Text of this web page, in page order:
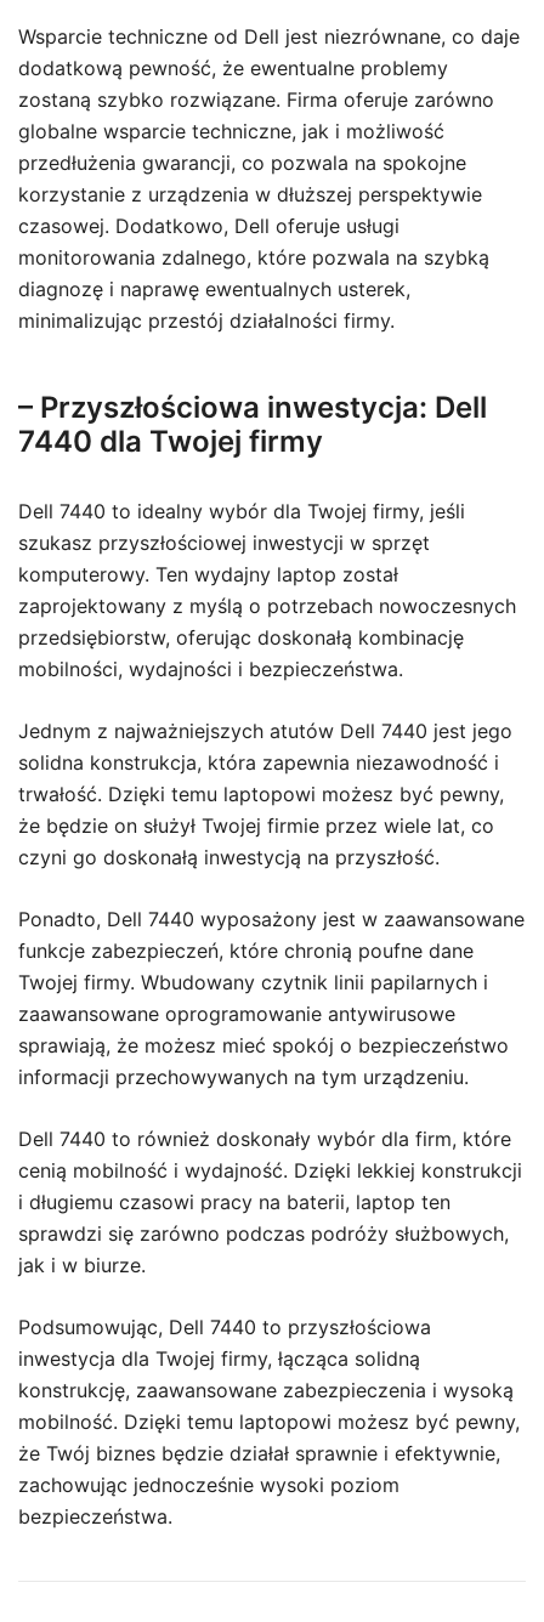
Wsparcie techniczne od Dell jest niezrównane, co daje
dodatkową pewność, że ewentualne problemy
zostaną szybko rozwiązane. Firma oferuje zarówno
globalne wsparcie techniczne, jak i możliwość
przedłużenia gwarancji, co pozwala na spokojne
korzystanie z urządzenia w dłuższej perspektywie
czasowej. Dodatkowo, Dell oferuje usługi
monitorowania zdalnego, które pozwala na szybką
diagnozę i naprawę ewentualnych usterek,
minimalizując przestój działalności firmy.
– Przyszłościowa inwestycja: Dell
7440 dla Twojej firmy
Dell 7440 to idealny wybór dla Twojej firmy, jeśli
szukasz przyszłościowej inwestycji w sprzęt
komputerowy. Ten wydajny laptop został
zaprojektowany z myślą o potrzebach nowoczesnych
przedsiębiorstw, oferując doskonałą kombinację
mobilności, wydajności i bezpieczeństwa.
Jednym z najważniejszych atutów Dell 7440 jest jego
solidna konstrukcja, która zapewnia niezawodność i
trwałość. Dzięki temu laptopowi możesz być pewny,
że będzie on służył Twojej firmie przez wiele lat, co
czyni go doskonałą inwestycją na przyszłość.
Ponadto, Dell 7440 wyposażony jest w zaawansowane
funkcje zabezpieczeń, które chronią poufne dane
Twojej firmy. Wbudowany czytnik linii papilarnych i
zaawansowane oprogramowanie antywirusowe
sprawiają, że możesz mieć spokój o bezpieczeństwo
informacji przechowywanych na tym urządzeniu.
Dell 7440 to również doskonały wybór dla firm, które
cenią mobilność i wydajność. Dzięki lekkiej konstrukcji
i długiemu czasowi pracy na baterii, laptop ten
sprawdzi się zarówno podczas podróży służbowych,
jak i w biurze.
Podsumowując, Dell 7440 to przyszłościowa
inwestycja dla Twojej firmy, łącząca solidną
konstrukcję, zaawansowane zabezpieczenia i wysoką
mobilność. Dzięki temu laptopowi możesz być pewny,
że Twój biznes będzie działał sprawnie i efektywnie,
zachowując jednocześnie wysoki poziom
bezpieczeństwa.